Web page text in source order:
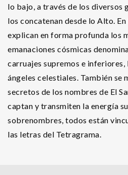
lo bajo, a través de los diversos
los concatenan desde lo Alto.
explican en forma profunda los
emanaciones cósmicas
carruajes supremos e inferiores,
ángeles celestiales. También se
secretos de los nombres de El
captan y transmiten la energía
sobrenombres, todos están
las letras del Tetragrama.